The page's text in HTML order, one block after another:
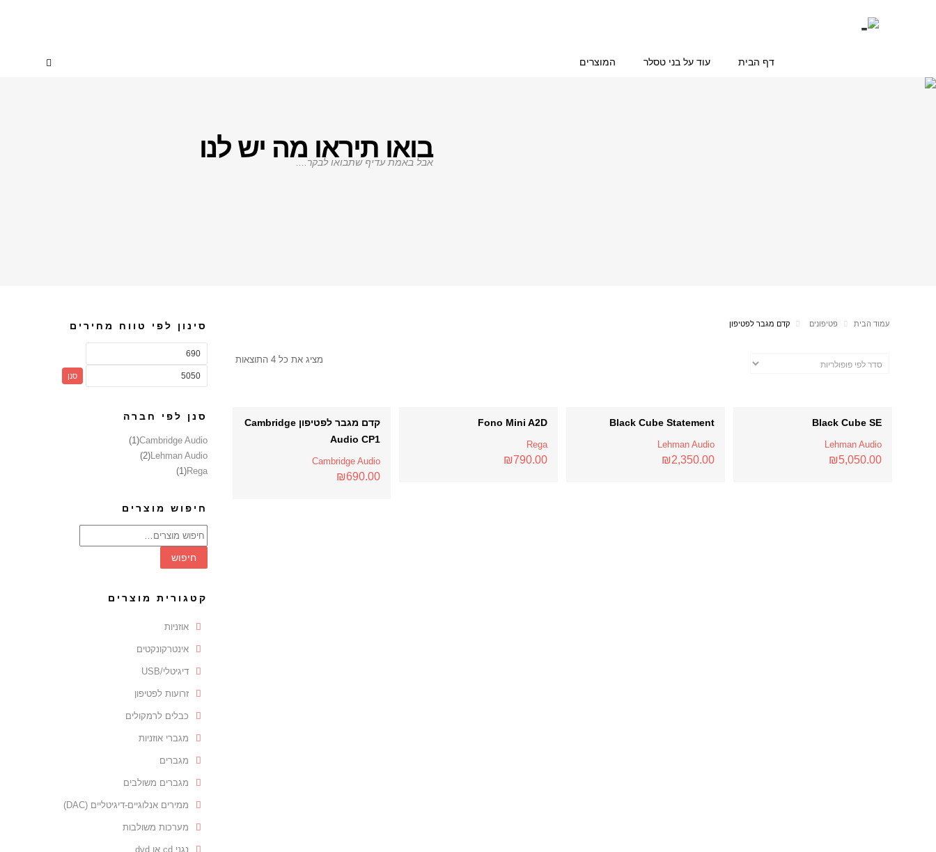
המוצרים עוד על בני טסלר דף הבית
בואו תיראו מה יש לנו
אבל באמת עדיף שתבואו לבקר....
עמוד הבית פטיפונים קדם מגבר לפטיפון
מציג את כל 4 התוצאות
Black Cube SE
Lehman Audio
₪5,050.00
Black Cube Statement
Lehman Audio
₪2,350.00
Fono Mini A2D
Rega
₪790.00
קדם מגבר לפטיפון Cambridge
Audio CP1
Cambridge Audio
₪690.00
סינון לפי טווח מחירים
סנן
סנן לפי חברה
Cambridge Audio
(1)
Lehman Audio
(2)
Rega
(1)
חיפוש מוצרים
חיפוש
עבור:
חיפוש
קטגורית מוצרים
אוזניות
אינטרקונקטים
דיגיטלי/USB
זרועות לפטיפון
כבלים לרמקולים
מגברי אוזניות
מגברים
מגברים משולבים
ממירים אנלוגיים-דיגיטליים (DAC)
מערכות משולבות
נגני cd או dvd